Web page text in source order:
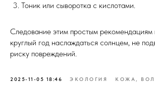
Тоник или сыворотка с кислотами.
Следование этим простым рекомендациям
круглый год наслаждаться солнцем, не
риску повреждений.
2025-11-05 18:46 ЭКОЛОГИЯ КОЖА,